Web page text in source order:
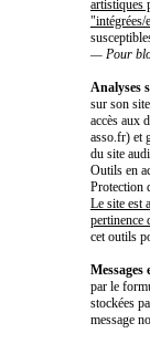
artistiques
"intégrées/
— Pour
Analyses
sur son
accès aux
asso.fr) et
du site
Outils en
Protection
Le site est
pertinence
cet outils
par le
stockées
message